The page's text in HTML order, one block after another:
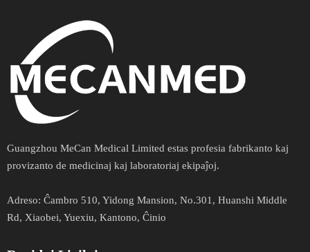
Guangzhou MeCan Medical Limited estas profesia fabrikanto kaj
provizanto de medicinaj kaj laboratoriaj ekipaĵoj.​​​​​​
Adreso​​​​​​​: Ĉambro 510, Yidong Mansion, No.301, Huanshi Middle
Rd, Xiaobei, Yuexiu, Kantono, Ĉinio